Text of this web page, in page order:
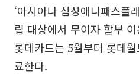
‘아시아나 삼성애니패스플
립 대상에서 무이자 할부
롯데카드는 5월부터 롯데
료한다.